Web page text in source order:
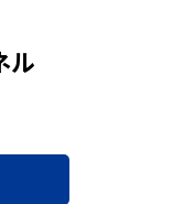
ル